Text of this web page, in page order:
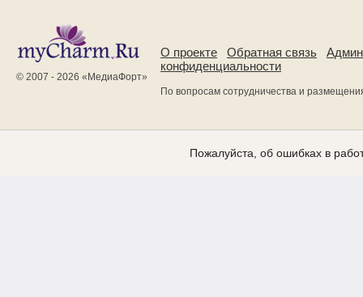
© 2007 - 2026 « МедиаФорт»
О проекте Обратная связь
конфиденциальности
По вопросам сотрудничества и
Пожалуйста, об ошибках в